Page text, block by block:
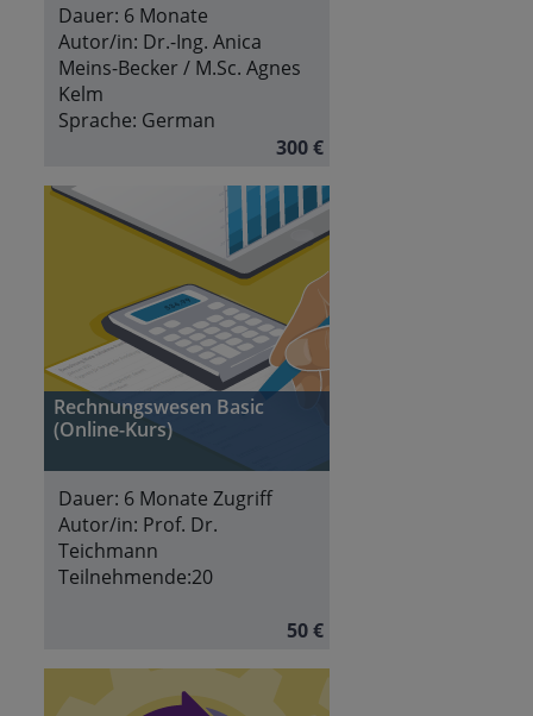
Dauer: 6 Monate
Autor/in: Dr.-Ing. Anica
Meins-Becker / M.Sc. Agnes
Kelm
Sprache: German
300 €
Rechnungswesen Basic
(Online-Kurs)
Dauer: 6 Monate Zugriff
Autor/in: Prof. Dr.
Teichmann
Teilnehmende:20
50 €